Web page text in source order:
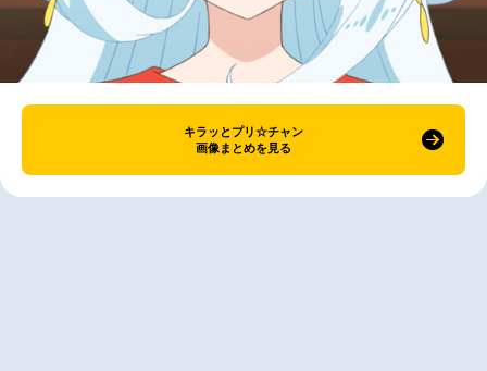
キラッとプリ☆チャン
画像まとめを見る